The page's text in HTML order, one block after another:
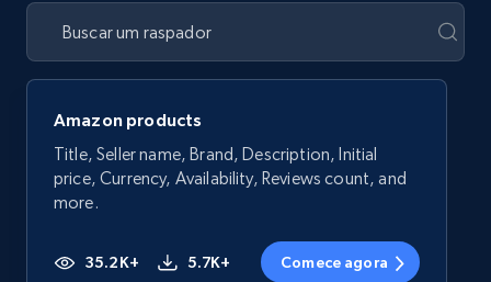
Amazon products
Title, Seller name, Brand, Description, Initial
price, Currency, Availability, Reviews count, and
more.
35.2K+ 5.7K+ Comece agora